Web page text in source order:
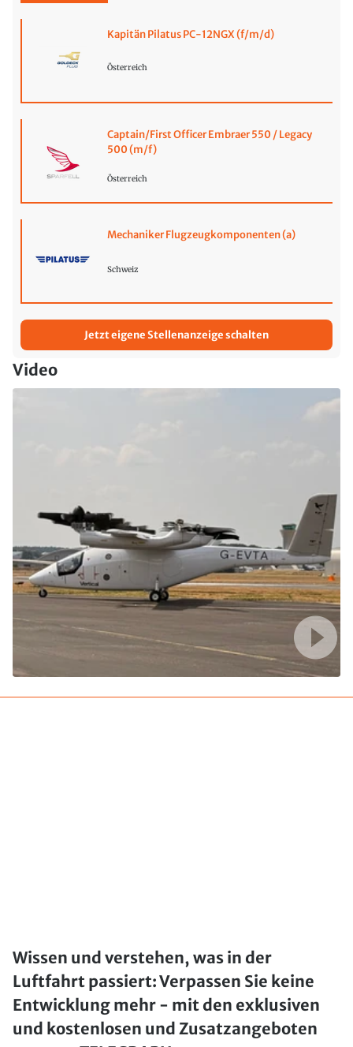
Kapitän Pilatus PC-12NGX (f/m/d)
Österreich
Captain/First Officer Embraer 550 / Legacy
500 (m/f)
Österreich
Mechaniker Flugzeugkomponenten (a)
Schweiz
Jetzt eigene Stellenanzeige schalten
Video
Wissen und verstehen, was in der
Luftfahrt passiert: Verpassen Sie keine
Entwicklung mehr - mit den exklusiven
und kostenlosen und Zusatzangeboten